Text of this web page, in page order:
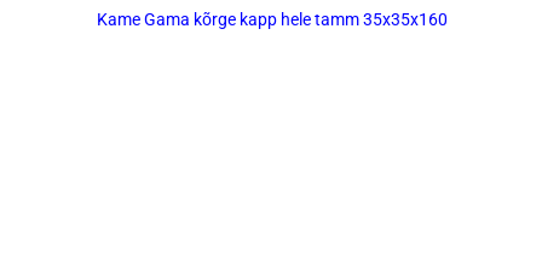
Kame Gama kõrge kapp hele tamm 35x35x160